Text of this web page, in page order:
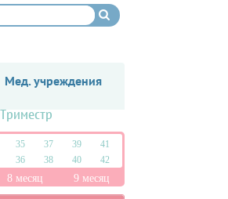
Мед. учреждения
35 37 39
41
36 38 40 42
8 месяц 9 месяц